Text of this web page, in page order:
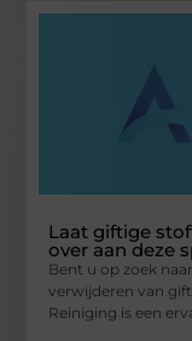
Laat giftige
over aan deze
Bent u op zoek
verwijderen van
Reiniging is een